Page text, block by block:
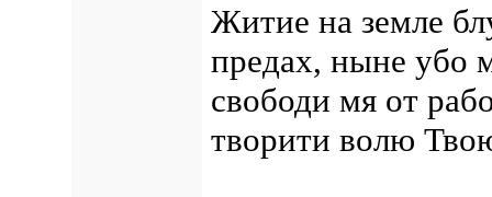
Житие на земле
предах, ныне убо
свободи мя от
творити волю